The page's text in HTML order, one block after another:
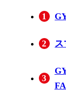
1
2
3